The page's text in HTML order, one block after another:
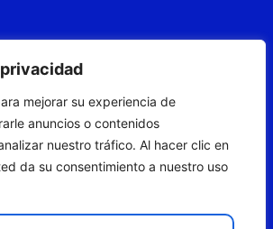
mejorar su experiencia de
anuncios o contenidos
nuestro tráfico. Al hacer clic en
da su consentimiento a nuestro uso